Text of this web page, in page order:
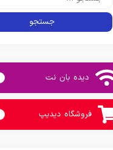
دیده بان نت
فروشگاه دیدیپ